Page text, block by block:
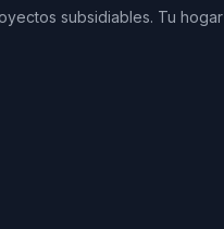
subsidiables. Tu hogar